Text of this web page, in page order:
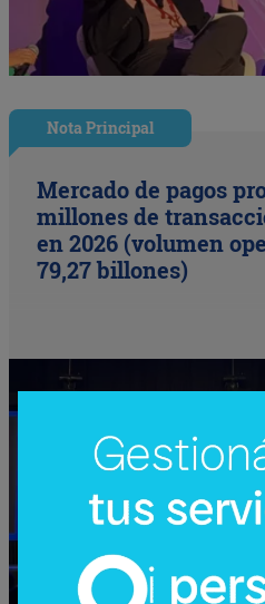
Nota Principal
Mercado de pagos
millones de
en 2026 (volumen
79,27 billones)